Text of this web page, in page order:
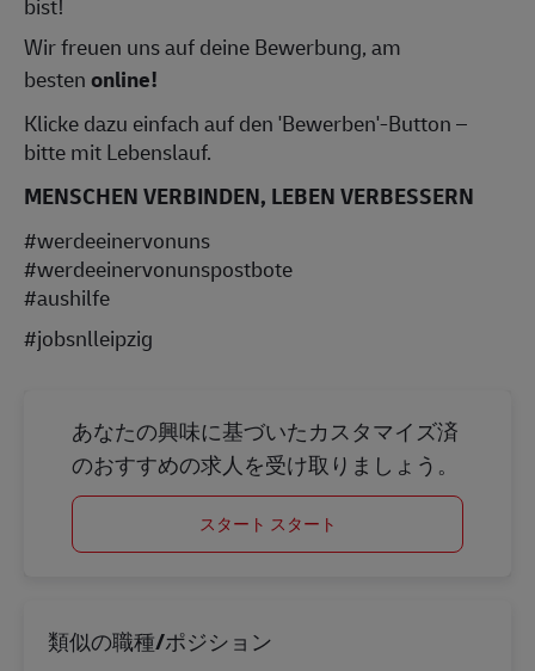
Wir freuen uns auf deine Bewerbung, am
bestenonline!
Klicke dazu einfach auf den 'Bewerben'-Button –
bitte mit Lebenslauf.
MENSCHEN VERBINDEN, LEBEN VERBESSERN
#werdeeinervonuns
#werdeeinervonunspostbote
#aushilfe
#jobsnlleipzig
あなたの興味に基づいたカスタマイズ済
のおすすめの求人を受け取りましょう。
スタート スタート
類似の職種/ポジション